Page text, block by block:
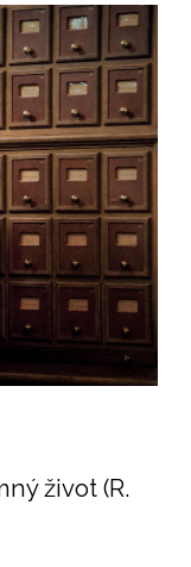
život (R.